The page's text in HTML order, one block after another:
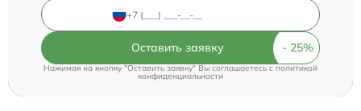
Оставить заявку
Нажимая на кнопку "Оставить заявку" Вы соглашаетесь cполитикой
конфиденциальности